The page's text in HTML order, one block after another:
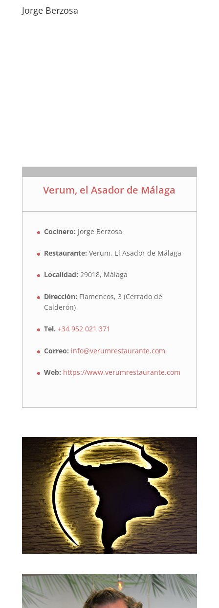
Jorge Berzosa
Verum, el Asador de Málaga
Cocinero: Jorge Berzosa
Restaurante: Verum, El Asador de Málaga
Localidad: 29018, Málaga
Dirección: Flamencos, 3 (Cerrado de
Calderón)
Tel. +34 952 021 371
Correo: info@verumrestaurante.com
Web: https://www.verumrestaurante.com